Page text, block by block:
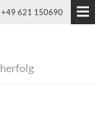
+49 621 150690